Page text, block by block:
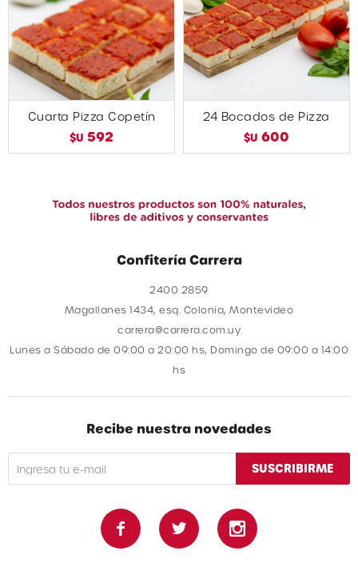
Cuarta Pizza Copetín
$U 592
24 Bocados de Pizza
$U 600
Confitería Carrera
2400 2859
Magallanes 1434, esq. Colonia, Montevideo
carrera@carrera.com.uy
Lunes a Sábado de 09:00 a 20:00 hs, Domingo de 09:00 a 14:00
hs
Recibe nuestra novedades
SUSCRIBIRME
  